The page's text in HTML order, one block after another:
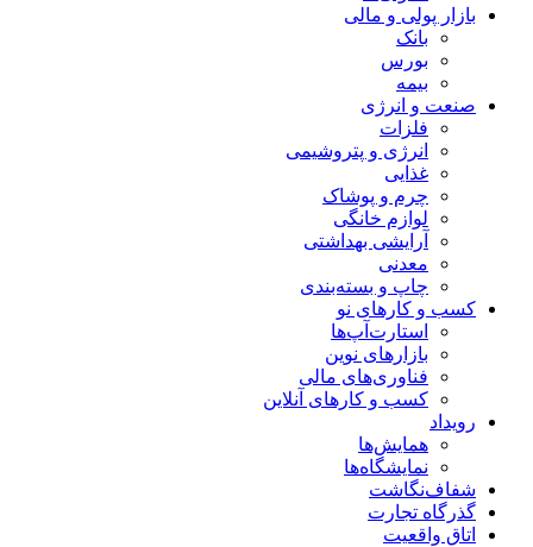
بازار پولی و مالی
بانک
بورس
بیمه
صنعت و انرژی
فلزات
انرژی و پتروشیمی
غذایی
چرم و پوشاک
لوازم خانگی
آرایشی بهداشتی
معدنی
چاپ و بسته‌بندی
کسب و کارهای نو
استارت‌آپ‌ها
بازارهای نوین
فناوری‌های مالی
کسب و کارهای آنلاین
رویداد
همایش‌ها
نمایشگاه‌ها
شفاف‌نگاشت
گذرگاه تجارت
اتاق واقعیت